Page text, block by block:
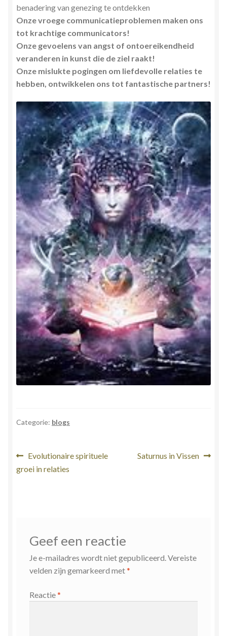
benadering van genezing te ontdekken
Onze vroege communicatieproblemen maken ons
tot krachtige communicators!
Onze gevoelens van angst of ontoereikendheid
veranderen in kunst die de ziel raakt!
Onze mislukte pogingen om liefdevolle relaties te
hebben, ontwikkelen ons tot fantastische partners!
Categorie: blogs
Bericht
navigatie
Vorig
bericht:
Evolutionaire spirituele
groei in relaties
Volgend
Saturnus in Vissen
Geef een reactie
Je e-mailadres wordt niet gepubliceerd.Vereiste
velden zijn gemarkeerd met*
Reactie*